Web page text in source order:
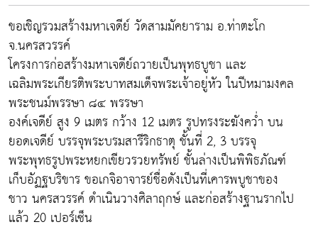
ขอเชิญรวมสร้างมหาเจดีย์ วัดสามมัคยาราม อ.ท่าตะโก
จ.นครสวรรค์
โครงการก่อสร้างมหาเจดีย์ถวายเป็นพุทธบูชา และ
เฉลิมพระเกียรติพระบาทสมเด็จพระเจ้าอยู่หัว ในปีหมามงคล
พระชนม์พรรษา ๘๔ พรรษา
องค์เจดีย์ สูง 9 เมตร กว้าง 12 เมตร รูปทรงระฆังคว่ำ บน
ยอดเจดีย์ บรรจุพระบรมสารีริกธาตุ ชั้นที่ 2, 3 บรรจุ
พระพุทธรูปพระหยกเขียวรวยทรัพย์ ชั้นล่างเป็นพิพิธภัณฑ์
เก็บอัฏฐบริขาร ขอเกจิอาจารย์ชื่อดังเป็นที่เคารพบูชาของ
ชาว นครสวรรค์ ดำเนินวางศิลาฤกษ์ และก่อสร้างฐานรากไป
แล้ว 20 เปอร์เซ็น